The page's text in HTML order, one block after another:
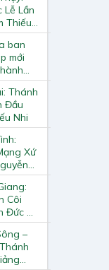
Lễ Lần
Thiếu
ban
mới
Thánh
Đầu
Nhi
Xứ
Giảng
Côi
Mẹ
Thánh
–